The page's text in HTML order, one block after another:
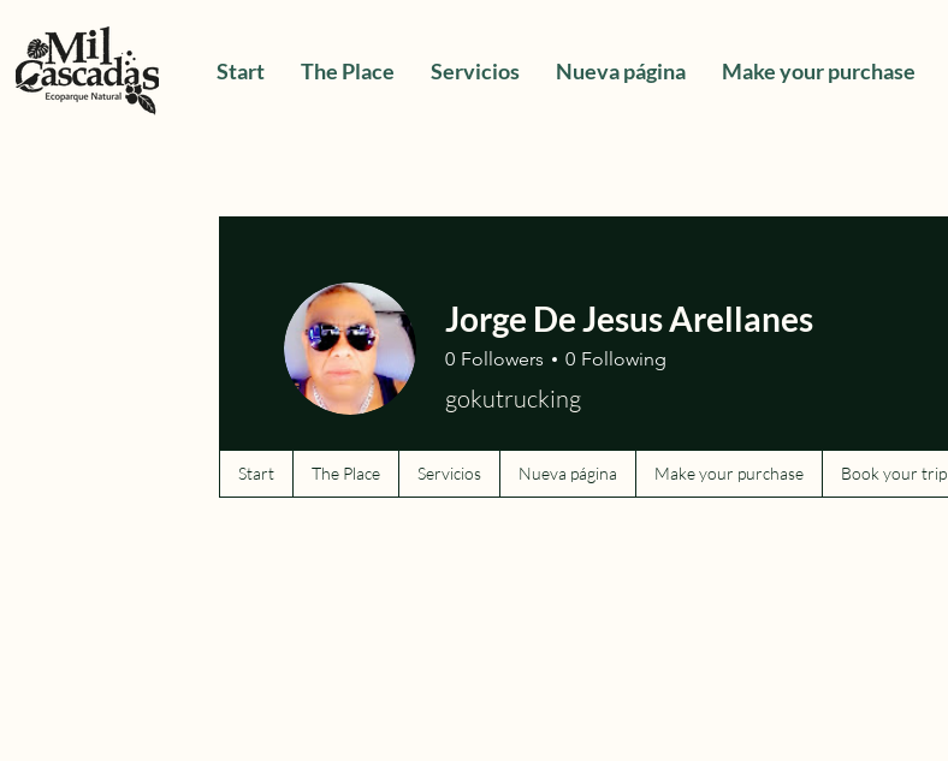
Start The Place Servicios Nueva página Make your purchase
Jorge De Jesus Arellanes
0 Followers 0 Following
gokutrucking
Start The Place Servicios Nueva página Make your purchase Book your trip